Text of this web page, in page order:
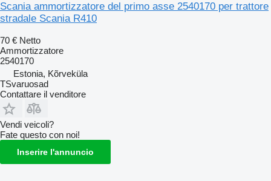
Scania ammortizzatore del primo asse 2540170 per trattore
stradale Scania R410
70 € Netto
Ammortizzatore
2540170
Estonia, Kõrveküla
TSvaruosad
Contattare il venditore
Vendi veicoli?
Fate questo con noi!
Inserire l'annuncio